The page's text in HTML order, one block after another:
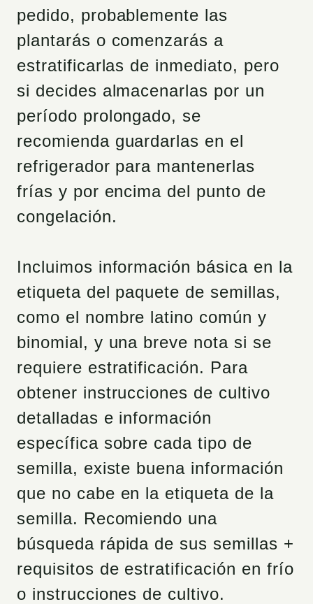
pedido, probablemente las
plantarás o comenzarás a
estratificarlas de inmediato, pero
si decides almacenarlas por un
período prolongado, se
recomienda guardarlas en el
refrigerador para mantenerlas
frías y por encima del punto de
congelación.
Incluimos información básica en la
etiqueta del paquete de semillas,
como el nombre latino común y
binomial, y una breve nota si se
requiere estratificación. Para
obtener instrucciones de cultivo
detalladas e información
específica sobre cada tipo de
semilla, existe buena información
que no cabe en la etiqueta de la
semilla. Recomiendo una
búsqueda rápida de sus semillas +
requisitos de estratificación en frío
o instrucciones de cultivo.